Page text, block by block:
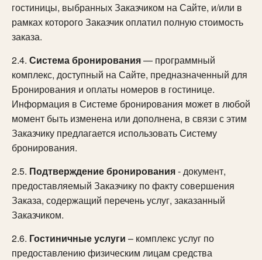
гостиницы, выбранных Заказчиком на Сайте, и/или в
рамках которого Заказчик оплатил полную стоимость
заказа.
2.4. Система бронирования— программный
комплекс, доступный на Сайте, предназначенный для
Бронирования и оплаты номеров в гостинице.
Информация в Системе бронирования может в любой
момент быть изменена или дополнена, в связи с этим
Заказчику предлагается использовать Систему
бронирования.
2.5. Подтверждение бронирования- документ,
предоставляемый Заказчику по факту совершения
Заказа, содержащий перечень услуг, заказанный
Заказчиком.
2.6. Гостиничные услуги – комплекс услуг по
предоставлению физическим лицам средства